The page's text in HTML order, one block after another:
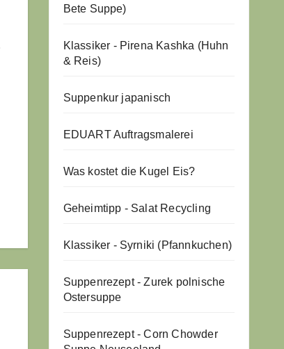
Bete Suppe)
Klassiker - Pirena Kashka (Huhn
& Reis)
Suppenkur japanisch
EDUART Auftragsmalerei
Was kostet die Kugel Eis?
Geheimtipp - Salat Recycling
Klassiker - Syrniki (Pfannkuchen)
Suppenrezept - Zurek polnische
Ostersuppe
Suppenrezept - Corn Chowder